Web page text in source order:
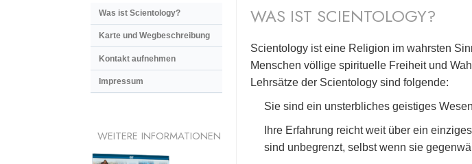
WAS IST SCIENTOLOGY?
Scientology ist eine Religion im wahrsten
Menschen völlige spirituelle Freiheit und
Lehrsätze der Scientology sind folgende:
Sie sind ein unsterbliches geistiges
Ihre Erfahrung reicht weit über ein
sind unbegrenzt, selbst wenn sie
Was ist Scientology?
Karte und Wegbeschreibung
Kontakt aufnehmen
Impressum
WEITERE INFORMATIONEN